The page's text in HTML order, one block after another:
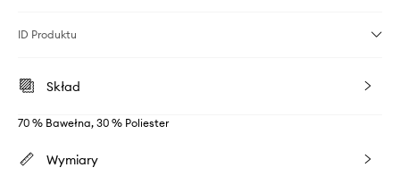
ID Produktu
Skład
70 % Bawełna, 30 % Poliester
Wymiary